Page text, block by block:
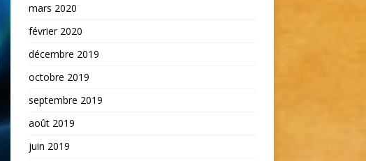
mars 2020
février 2020
décembre 2019
octobre 2019
septembre 2019
août 2019
juin 2019